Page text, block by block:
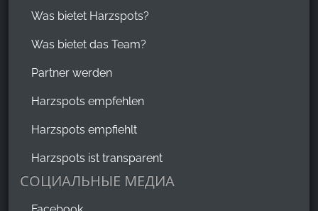
Was bietet Harzspots?
Was bietet das Team?
Partner werden
Harzspots empfehlen
Harzspots empfiehlt
Harzspots ist transparent
СОЦИАЛЬНЫЕ МЕДИА